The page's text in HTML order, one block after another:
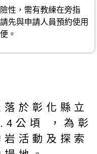
性，需有教練在旁指
先與申請人員預約使用
。
於彰化縣立
公頃 ，為彰
活動及探索